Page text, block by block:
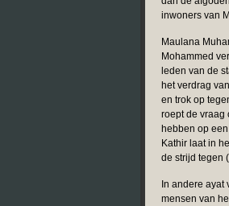
inwoners van
Maulana
Mohammed
leden van de
het verdrag
en trok op
roept de vraag
hebben op
Kathir laat in
de strijd tegen
In andere
mensen van